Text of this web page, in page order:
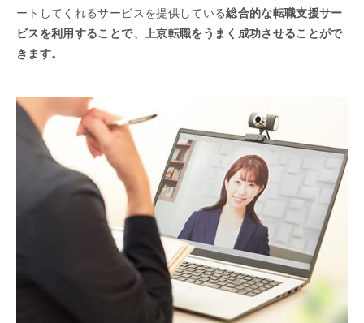
ートしてくれるサービスを提供している総合的な転職支援サー
ビスを利用することで、上京転職をうまく成功させることがで
きます。